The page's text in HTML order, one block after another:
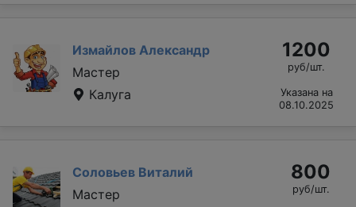
Измайлов Александр
Мастер
Калуга
1200
руб/шт.
Указана на
08.10.2025
Соловьев Виталий
Мастер
800
руб/шт.